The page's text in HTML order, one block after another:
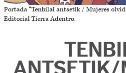
Portada “Tenbilal antsetik / Mujeres
Editorial Tierra Adentro.